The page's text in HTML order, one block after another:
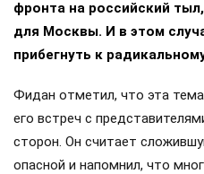
фронта на российский
для Москвы. И в этом
прибегнуть к
Фидан отметил, что эта
его встреч с
сторон. Он считает
опасной и напомнил, что